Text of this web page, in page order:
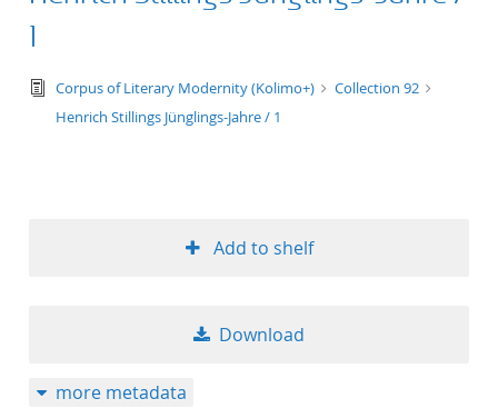
1
text/tg.edition+tg.aggregation+xml
Corpus of Literary Modernity (Kolimo+)
Collection 92
Henrich Stillings Jünglings-Jahre / 1
Add to shelf
Download
more metadata